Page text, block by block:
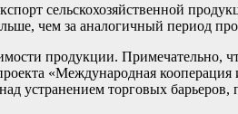
сельскохозяйственной
чем за аналогичный период
продукции. Примечательно,
«Международная
устранением торговых